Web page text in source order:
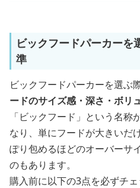
ビックフードパーカーを
準
ビックフードパーカーを選ぶ
ードのサイズ感・深さ・ボリ
「ビックフード」という名
なり、単にフードが大きいだ
ぽり包めるほどのオーバーサ
のもあります。
購入前に以下の3点を必ずチェ